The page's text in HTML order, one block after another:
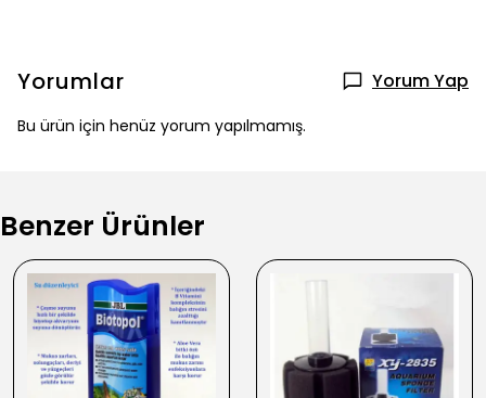
Yorumlar Yorum Yap
Bu ürün için henüz yorum yapılmamış.
Benzer Ürünler